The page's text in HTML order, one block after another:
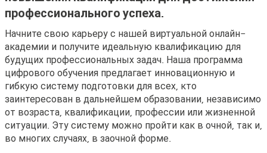
обучения
профессионального успеха.
Начните свою карьеру с нашей виртуальной онлайн-
академии и получите идеальную квалификацию для
будущих профессиональных задач. Наша программа
цифрового обучения предлагает инновационную и
гибкую систему подготовки для всех, кто
заинтересован в дальнейшем образовании, независимо
от возраста, квалификации, профессии или жизненной
ситуации. Эту систему можно пройти как в очной, так и,
во многих случаях, в заочной форме.